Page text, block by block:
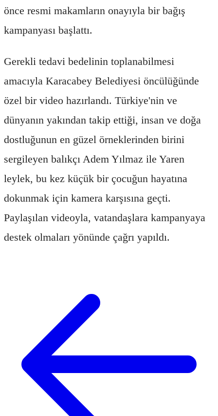
önce resmi makamların onayıyla bir bağış
kampanyası başlattı.
Gerekli tedavi bedelinin toplanabilmesi
amacıyla Karacabey Belediyesi öncülüğünde
özel bir video hazırlandı. Türkiye'nin ve
dünyanın yakından takip ettiği, insan ve doğa
dostluğunun en güzel örneklerinden birini
sergileyen balıkçı Adem Yılmaz ile Yaren
leylek, bu kez küçük bir çocuğun hayatına
dokunmak için kamera karşısına geçti.
Paylaşılan videoyla, vatandaşlara kampanyaya
destek olmaları yönünde çağrı yapıldı.